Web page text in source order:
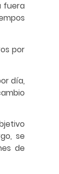
fuera
por
día,
se
de